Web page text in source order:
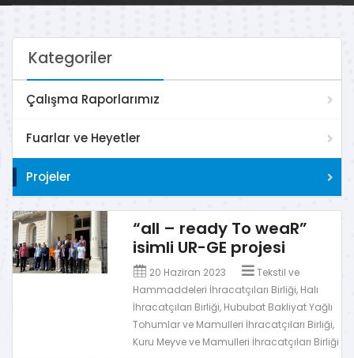
Kategoriler
Çalışma Raporlarımız
Fuarlar ve Heyetler
Projeler
“all – ready To weaR”
isimli UR-GE projesi
20 Haziran 2023
Tekstil ve
Hammaddeleri İhracatçıları Birliği, Halı
İhracatçıları Birliği, Hububat Bakliyat Yağlı
Tohumlar ve Mamulleri İhracatçıları Birliği,
Kuru Meyve ve Mamulleri İhracatçıları Birliği